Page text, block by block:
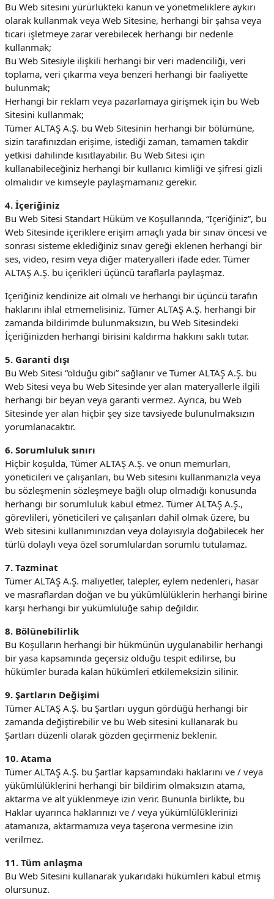
Bu Web sitesini yürürlükteki kanun ve yönetmeliklere aykırı
olarak kullanmak veya Web Sitesine, herhangi bir şahsa veya
ticari işletmeye zarar verebilecek herhangi bir nedenle
kullanmak;
Bu Web Sitesiyle ilişkili herhangi bir veri madenciliği, veri
toplama, veri çıkarma veya benzeri herhangi bir faaliyette
bulunmak;
Herhangi bir reklam veya pazarlamaya girişmek için bu Web
Sitesini kullanmak;
Tümer ALTAŞ A.Ş. bu Web Sitesinin herhangi bir bölümüne,
sizin tarafınızdan erişime, istediği zaman, tamamen takdir
yetkisi dahilinde kısıtlayabilir. Bu Web Sitesi için
kullanabileceğiniz herhangi bir kullanıcı kimliği ve şifresi gizli
olmalıdır ve kimseyle paylaşmamanız gerekir.
4. İçeriğiniz
Bu Web Sitesi Standart Hüküm ve Koşullarında, “İçeriğiniz”, bu
Web Sitesinde içeriklere erişim amaçlı yada bir sınav öncesi ve
sonrası sisteme eklediğiniz sınav gereği eklenen herhangi bir
ses, video, resim veya diğer materyalleri ifade eder. Tümer
ALTAŞ A.Ş. bu içerikleri üçüncü taraflarla paylaşmaz.
İçeriğiniz kendinize ait olmalı ve herhangi bir üçüncü tarafın
haklarını ihlal etmemelisiniz. Tümer ALTAŞ A.Ş. herhangi bir
zamanda bildirimde bulunmaksızın, bu Web Sitesindeki
İçeriğinizden herhangi birisini kaldırma hakkını saklı tutar.
5. Garanti dışı
Bu Web Sitesi “olduğu gibi” sağlanır ve Tümer ALTAŞ A.Ş. bu
Web Sitesi veya bu Web Sitesinde yer alan materyallerle ilgili
herhangi bir beyan veya garanti vermez. Ayrıca, bu Web
Sitesinde yer alan hiçbir şey size tavsiyede bulunulmaksızın
yorumlanacaktır.
6. Sorumluluk sınırı
Hiçbir koşulda, Tümer ALTAŞ A.Ş. ve onun memurları,
yöneticileri ve çalışanları, bu Web sitesini kullanmanızla veya
bu sözleşmenin sözleşmeye bağlı olup olmadığı konusunda
herhangi bir sorumluluk kabul etmez. Tümer ALTAŞ A.Ş.,
görevlileri, yöneticileri ve çalışanları dahil olmak üzere, bu
Web sitesini kullanımınızdan veya dolayısıyla doğabilecek her
türlü dolaylı veya özel sorumlulardan sorumlu tutulamaz.
7. Tazminat
Tümer ALTAŞ A.Ş. maliyetler, talepler, eylem nedenleri, hasar
ve masraflardan doğan ve bu yükümlülüklerin herhangi birine
karşı herhangi bir yükümlülüğe sahip değildir.
8. Bölünebilirlik
Bu Koşulların herhangi bir hükmünün uygulanabilir herhangi
bir yasa kapsamında geçersiz olduğu tespit edilirse, bu
hükümler burada kalan hükümleri etkilemeksizin silinir.
9. Şartların Değişimi
Tümer ALTAŞ A.Ş. bu Şartları uygun gördüğü herhangi bir
zamanda değiştirebilir ve bu Web sitesini kullanarak bu
Şartları düzenli olarak gözden geçirmeniz beklenir.
10. Atama
Tümer ALTAŞ A.Ş. bu Şartlar kapsamındaki haklarını ve / veya
yükümlülüklerini herhangi bir bildirim olmaksızın atama,
aktarma ve alt yüklenmeye izin verir. Bununla birlikte, bu
Haklar uyarınca haklarınızı ve / veya yükümlülüklerinizi
atamanıza, aktarmamıza veya taşerona vermesine izin
verilmez.
11. Tüm anlaşma
Bu Web Sitesini kullanarak yukarıdaki hükümleri kabul etmiş
olursunuz.